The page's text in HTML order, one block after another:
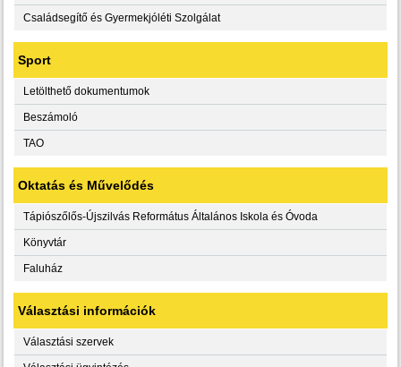
Családsegítő és Gyermekjóléti Szolgálat
Sport
Letölthető dokumentumok
Beszámoló
TAO
Oktatás és Művelődés
Tápiószőlős-Újszilvás Református Általános Iskola és Óvoda
Könyvtár
Faluház
Választási információk
Választási szervek